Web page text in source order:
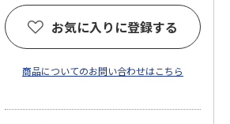
お気に入りに登録する
商品についてのお問い合わせはこちら